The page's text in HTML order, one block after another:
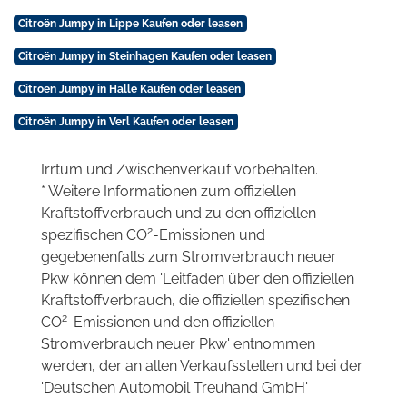
Citroën Jumpy in Lippe Kaufen oder leasen
Citroën Jumpy in Steinhagen Kaufen oder leasen
Citroën Jumpy in Halle Kaufen oder leasen
Citroën Jumpy in Verl Kaufen oder leasen
Irrtum und Zwischenverkauf vorbehalten.
* Weitere Informationen zum offiziellen
Kraftstoffverbrauch und zu den offiziellen
spezifischen CO2-Emissionen und
gegebenenfalls zum Stromverbrauch neuer
Pkw können dem 'Leitfaden über den offiziellen
Kraftstoffverbrauch, die offiziellen spezifischen
CO2-Emissionen und den offiziellen
Stromverbrauch neuer Pkw' entnommen
werden, der an allen Verkaufsstellen und bei der
'Deutschen Automobil Treuhand GmbH'